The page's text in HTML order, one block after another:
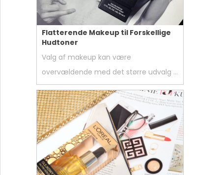
Flatterende Makeup til Forskellige
Hudtoner
Valg af makeup kan være
overvældende med det større udvalg …